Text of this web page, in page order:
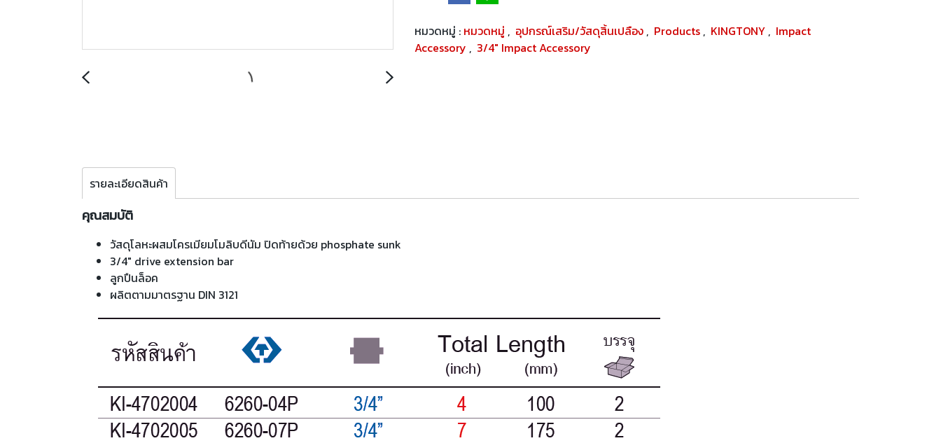
หมวดหมู่ : หมวดหมู่ , อุปกรณ์เสริม/วัสดุสิ้นเปลือง , Products , KINGTONY , Impact
Accessory , 3/4" Impact Accessory
รายละเอียดสินค้า
คุณสมบัติ
วัสดุโลหะผสมโครเมียมโมลิบดีนัม ปิดท้ายด้วย phosphate sunk
3/4" drive extension bar
ลูกปืนล็อค
ผลิตตามมาตรฐาน DIN 3121